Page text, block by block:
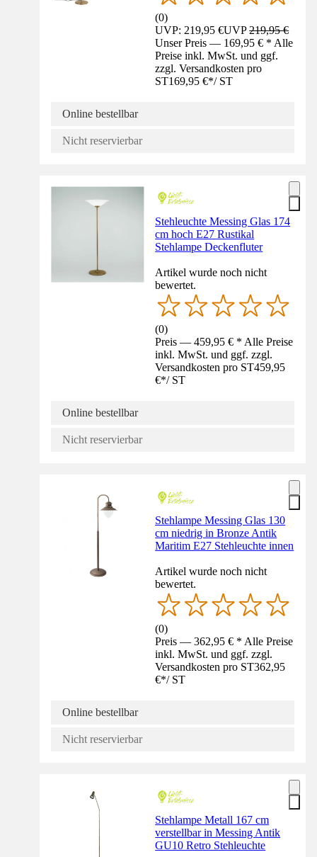
(0)
UVP: 219,95 €UVP219,95 €
Unser Preis — 169,95 € * Alle
Preise inkl. MwSt. und ggf.
zzgl. Versandkosten pro
ST169,95 €*/ ST
Online bestellbar
Nicht reservierbar
Stehleuchte Messing Glas 174
cm hoch E27 Rustikal
Stehlampe Deckenfluter
Artikel wurde noch nicht
bewertet.
(0)
Preis — 459,95 € * Alle Preise
inkl. MwSt. und ggf. zzgl.
Versandkosten pro ST459,95
€*/ ST
Online bestellbar
Nicht reservierbar
Stehlampe Messing Glas 130
cm niedrig in Bronze Antik
Maritim E27 Stehleuchte innen
Artikel wurde noch nicht
bewertet.
(0)
Preis — 362,95 € * Alle Preise
inkl. MwSt. und ggf. zzgl.
Versandkosten pro ST362,95
€*/ ST
Online bestellbar
Nicht reservierbar
Stehlampe Metall 167 cm
verstellbar in Messing Antik
GU10 Retro Stehleuchte